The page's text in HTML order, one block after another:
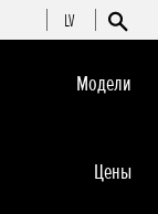
LV
Moдeли
Цeны